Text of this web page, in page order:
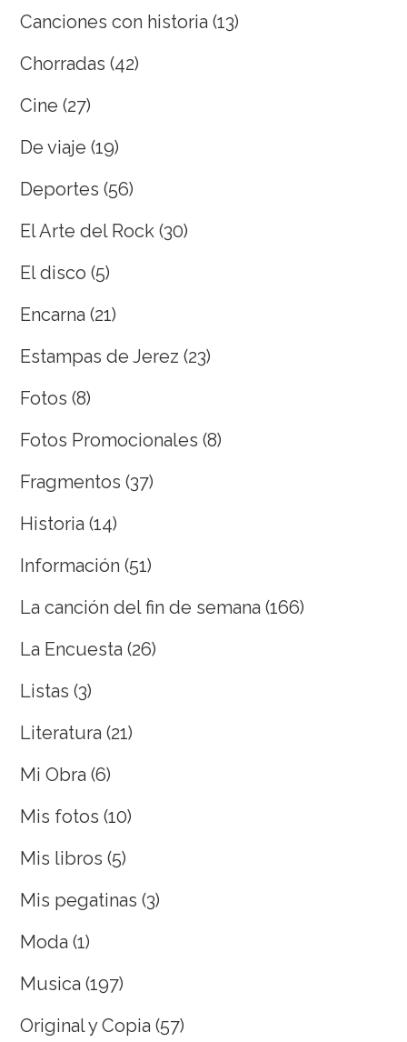
Canciones con historia (13)
Chorradas (42)
Cine (27)
De viaje (19)
Deportes (56)
El Arte del Rock (30)
El disco (5)
Encarna (21)
Estampas de Jerez (23)
Fotos (8)
Fotos Promocionales (8)
Fragmentos (37)
Historia (14)
Información (51)
La canción del fin de semana (166)
La Encuesta (26)
Listas (3)
Literatura (21)
Mi Obra (6)
Mis fotos (10)
Mis libros (5)
Mis pegatinas (3)
Moda (1)
Musica (197)
Original y Copia (57)